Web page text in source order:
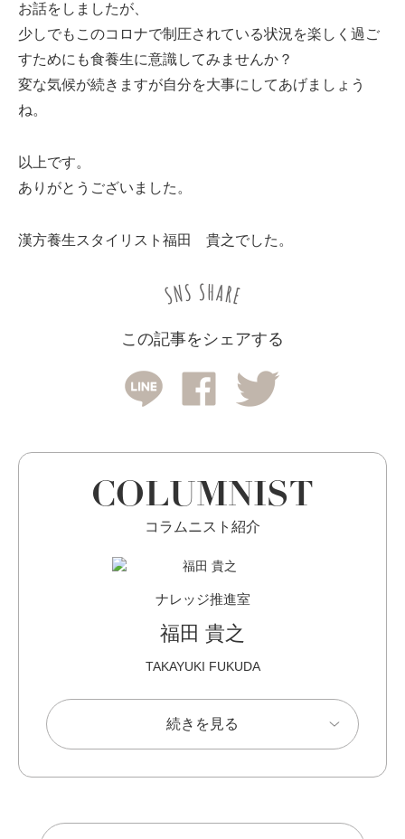
お話をしましたが、
少しでもこのコロナで制圧されている状況を楽しく過ご
すためにも食養生に意識してみませんか？
変な気候が続きますが自分を大事にしてあげましょう
ね。
以上です。
ありがとうございました。
漢方養生スタイリスト福田 貴之でした。
この記事をシェアする
COLUMNIST
コラムニスト紹介
ナレッジ推進室
福田 貴之
TAKAYUKI FUKUDA
続きを見る